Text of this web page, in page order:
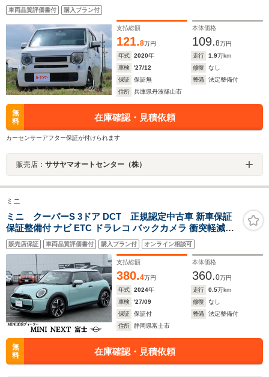
車両品質評価書付 購入プラン付
支払総額
121.8万円
本体価格
109.8万円
年式
2020年 走行 1.9万km
車検
'27/12 修復
なし
保証
保証無 整備
法定整備付
住所
兵庫県丹波篠山市
無
料
在庫確認・見積依頼
カーセンサーアフター保証が付けられます
販売店： ササヤマオートセンター（株）
ミニ
ミニ クーパーS 3ドア DCT 正規認定中古車 新車保証
保証整備付 ナビ ETC ドラレコ バックカメラ 衝突軽減ブ
レーキ アイドリングストップ 障害物ソナー 車線キープ A
クルコン
販売店保証 車両品質評価書付 購入プラン付 オンライン相談可
支払総額
380.4万円
本体価格
360.0万円
年式
2024年 走行 0.5万km
車検
'27/09 修復
なし
保証
保証付 整備
法定整備付
住所
静岡県富士市
無
料
在庫確認・見積依頼